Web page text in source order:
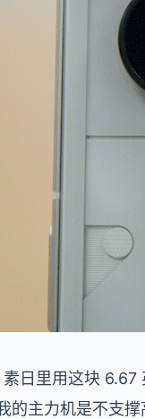
日里用这块
主力机是不支